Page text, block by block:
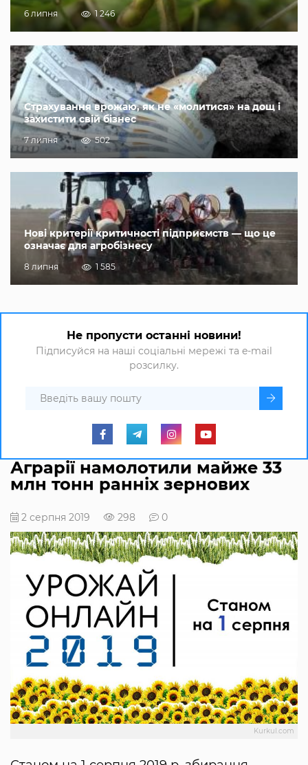
6 липня 1 246
Страхування врожаю, як не «молитися» на дощ і
захистити свій бізнес
7 липня 502
Нові критерії критичності підприємств — що це
означає для агробізнесу
8 липня 1 585
Не пропусти останні новини!
Підписуйся на наші соціальні мережі та e-mail
розсилку.
Аграрії намолотили майже 33
млн тонн ранніх зернових
2 серпня 2019 298 0
Kurkul.com